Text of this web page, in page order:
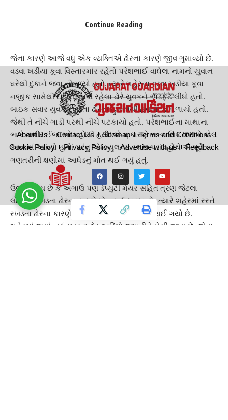
રખડતા માલઢોરનો ત્રાસ દિવસેને દિવસે વધી રહ્યો છે, રસ્તાઓ પર
જેના કારણે આજે વધુ એક વ્યક્તિએ ઢોરના કારણે જીવ ગુમાવ્યો છે.
વડવા ખડીયા કૂવા વિસ્તારમાંર રહેતો પરેશભાઈ વાઘેલા નામનો યુવાન
ઘરેથી દુકાને જવા નીકળ્યો હતો. ત્યારે શહેરના વડવા ખડીયા કૂવા
નજીક સામેથી દોડીને આવી રહેલા ઢોરે યુવકને અડફેટે લીધો હતો.
બાઇક સવાર યુવકરખડતા ઢોર ના હુમલાથી હવામાં ફંગોળાયો હતો.
જેથી તે નીચે ગાડી પરથી નીચે પટકાયો હતો. પરેશભાઈના માથાના
ભાગે ગંભીર ઈજાઓ પહોંચી હતી. જેના કારણે તાત્કાલિક 108 ને કોલ
કરવામાં આવ્યો હતો. પરંતુ એમ્બ્યુલન્સ સ્થળ પર પહોંચે એ પૂર્વે
ગણતરીની ક્ષણોમાં આધેડનું મોત થઈ ગયું હતું.
ઉલ્લેખનીય છે કે અગાઉ પણ ડેપ્યુટી મેયર સહિત ત્રણ જેટલા
લોકોનારખડતા ઢોરના કારણે મોત થઈ ચૂક્યા છે. ત્યારે શહેરમાં રસ્તે
રખડતા ઢોરના કારણે થયેલા મોતનો કુલ આંક 4 થઈ ગયો છે.
શહેરમાં જ્યાં ત્યાં રખડતા ઢોર અડિંગો જમાવીને બેસી જાય છે. જેના
Continue Reading
About Us Contact Us Sitemap
Terms and Conditions
Cookie Policy
Privacy Policy Advertise with us Feedback